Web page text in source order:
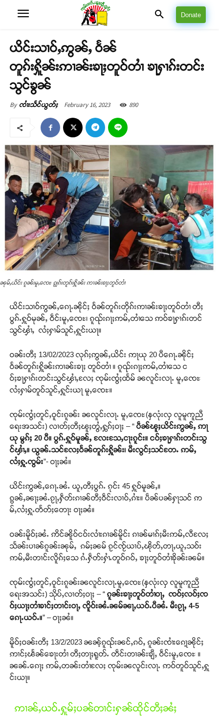
Donate
ယိင်းသၢဝ်ႇဢွၼ်ႇ ဝႅၼ်
တူၵ်းႁိူၼ်းဢၢၼ်းၶႃႈတူဝ်တၢႆ ၶႃႁၢၵ်းတင်း
သွင်ၶွၼ်
By ၸၢႆးသႅင်ယွတ်ႈ February 16, 2023 890
ၼုမ်ႇယိင်း ၵူၼ်းမူႇၸေႊ ၵျွၵ်းတူၵ်းႁိူၼ်း ဢၢၼ်းၶႃႈတူဝ်တၢႆ
ယိင်းသၢဝ်ဢွၼ်ႇၵေႃႉၼိုင်ႈ ဝႅၼ်တူၵ်းတိုၵ်းဢၢၼ်းၶႃႈတူဝ်တၢႆ တီႈ
ပွၵ်ႉႁူဝ်မုၼ်ႇ ဝဵင်းမူႇၸေႊ၊ ၵူၺ်းၵႃႈဢမ်ႇတၢႆသေ ဢဝ်ၶႃႁၢၵ်းတင်
သွင်ၾၢႆႇ လႆႈႁၢမ်သူင်ႇႁူင်းယႃ။
ဝၼ်းတီႈ 13/02/2023 လုၵ်ႈဢွၼ်ႇယိင်း ဢႃယု 20 ပီၵေႃႉၼိုင်ႈ
ဝႅၼ်တူၵ်းႁိူၼ်းဢၢၼ်းၶႃႈ တူဝ်တၢႆ ။ ၵူၺ်းၵႃႈဢမ်ႇတၢႆသေ င
ဝ်ႈၶႃႁၢၵ်းတင်းသွင်ၾၢႆႇလႄႈ ၸုမ်းၸွႆႈထႅမ် ၼလူင်းလႃႉ မူႇၸေႊ
လႆႈႁၢမ်တူဝ်သူင်ႇႁူင်းယႃ မူႇၸေႊ။
ၸုမ်းၸွႆႈတူင်ႇဝူင်းၵူၼ်း ၼလူင်းလႃႉ မူႇၸေႊ(နှလုံးလှ လူမူကူညီ
ရေးအသင်း) လၢတ်ႈတီႈၽူႈတွႆႇႁွၵ်ႈဝႃႈ – “ ပဵၼ်ၽူႈယိင်းဢွၼ်ႇ ဢႃ
ယု မွၵ်ႈ 20 ပီ။ ပွၵ်ႉႁူဝ်မူၼ်ႇ လႄးသႄႇငႃးၵူင်း။ ငဝ်ႈၶႃႁၢၵ်းတင်းသွ
င်ၾၢႆႇ။ ယွၼ်ႉသင်လႄႈဝႅၼ်တူၵ်းႁိူၼ်း၊ မီးလွင်ႈသင်တႄႉ ဢမ်ႇ
လႆႈႁူႉၸွမ်း”- ဝႃႈၼႆ။
ယိင်းဢွၼ်ႇၵေႃႉၼႆႉ ယူႇတီႈပွၵ်ႉ ၵုင်း 45 ႁူဝ်မူၼ်ႇ။
ၵွၼ်ႇၼႃႈၼႆႉၵႂႃႇႁဵတ်းၵၢၼ်တီႈဝဵင်းလၢဝ်ႇၵၢႆး။ ပဵၼ်ပၼ်ႁႃသင် ဢ
မ်ႇလႆႈႁူႉတႅတ်ႈတေႃး ဝႃႈၼႆ။
ဝၼ်းမိူဝ်ႈၼႆႉ ဢိင်ၼိူဝ်ငဝ်းလၢႆးၵၢၼ်မိူင်း ၵၢၼ်မၢၵ်ႈမီးဢမ်ႇလီလႄႈ
သႅၼ်းပၢၼ်ၵူၼ်းၼုမ်ႇ ၵမ်ႈၼမ် ၵႂင်ၸႂ်ယၢပ်ႇၽိုတ်ႇတႃႇယူႇသဝ်း
ဢမ်ႇမီးတၢင်းလိူၵ်ႈသေ ၵႆႉႁဵတ်းႁၢႆႉတူဝ်ၵဝ်ႇ ၶႃႈတူဝ်တၢႆၶိုၼ်းၼမ်။
ၸုမ်းၸွႆႈတူင်ႇဝူင်းၵူၼ်းၼလူင်းလႃႉမူႇၸေႊ(နှလုံးလှ လူမူကူညီ
ရေးအသင်း) သိုပ်ႇလၢတ်ႈဝႃႈ – “ ၵူၼ်းၶႃႈတူဝ်တၢႆဝႃႇ ၸဝ်ႈလဝ်ႈၸ
ဝ်ႈယႃႈတၢႆၶၢင်ႈတၢင်းဝႃႇ ၸိူဝ်းၼႆႉၼမ်ၼႃႇယဝ်ႉပီၼႆႉ မီးၵႂႃႇ 4-5
ၵေႃႉယဝ်ႉ။” – ဝႃႈၼႆ။
မိူဝ်ႈဝၼ်းတီႈ 13/2/2023 ၼၼ့်ၵူၺ်းၼင်ႇၵဝ်ႇ ၵူၼ်းၸၢႆးၵေႃ့ၼိုင်ႈ
ဢၢင်ႈၽႅၼ်ၶေႃးတၢႆ တီႈတႃႈရူတ်ႉ တဵင်းတၢၼ်းၶျီႇ ဝဵင်းမူႇၸေႊ ။
ၼၼ်ႉၵေႃႈ ဢမ်ႇတၼ်းတၢႆလႄႈ ၸုမ်းၼလူင်းလႃႉ ဢဝ်တူဝ်သူင်ႇႁူ
င်းယႃ။
ဢၢၼ်ႇယဝ်ႉႁူမ်ႈပၼ်တၢင်းႁၼ်ထိုင်တီႈၼႆႈ